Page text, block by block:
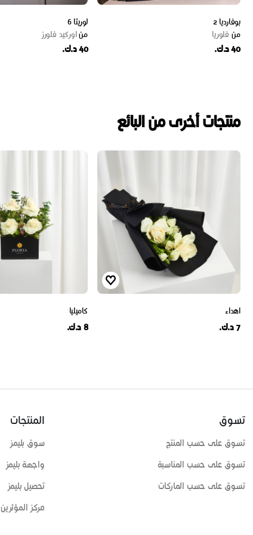
بوفارديا 2
من فلوريا
40 د.ك.
لوريتا 6
مناوركيد فلورز
40 د.ك.
منتجات أخرى من البائع
اهداء
7 د.ك.
كاميليا
8 د.ك.
تسوق
تسوق على حسب المنتج
تسوق على حسب المناسبة
تسوق على حسب الماركات
المنتجات
سوق بليمز
واجهة بليمز
تحصيل بليمز
مركز المؤثرين